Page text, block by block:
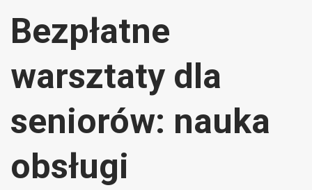
Bezpłatne
warsztaty dla
seniorów: nauka
obsługi